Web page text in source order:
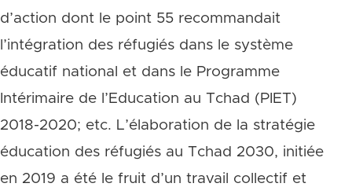
d’action dont le point 55 recommandait
l’intégration des réfugiés dans le système
éducatif national et dans le Programme
Intérimaire de l’Education au Tchad (PIET)
2018-2020; etc. L’élaboration de la stratégie
éducation des réfugiés au Tchad 2030, initiée
en 2019 a été le fruit d’un travail collectif et